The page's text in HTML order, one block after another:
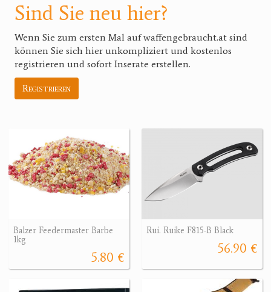
Sind Sie neu hier?
Wenn Sie zum ersten Mal auf waffengebraucht.at sind
können Sie sich hier unkompliziert und kostenlos
registrieren und sofort Inserate erstellen.
Registrieren
Balzer Feedermaster Barbe
1kg
5.80 €
Rui. Ruike F815-B Black
56.90 €